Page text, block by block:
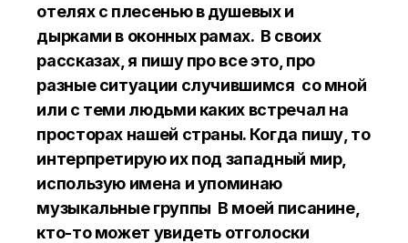
отелях с плесенью в душевых и
дырками в оконных рамах. В своих
рассказах, я пишу про все это, про
разные ситуации случившимся со мной
или с теми людьми каких встречал на
просторах нашей страны. Когда пишу, то
интерпретирую их под западный мир,
использую имена и упоминаю
музыкальные группы В моей писанине,
кто-то может увидеть отголоски